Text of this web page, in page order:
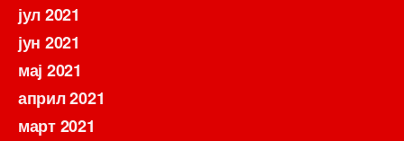
јул 2021
јун 2021
мај 2021
април 2021
март 2021